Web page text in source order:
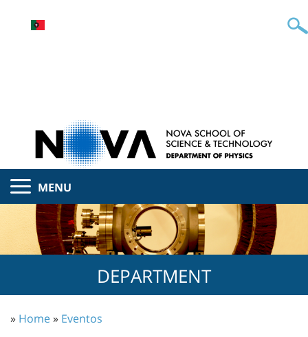
MENU
DEPARTMENT
» Home» Eventos